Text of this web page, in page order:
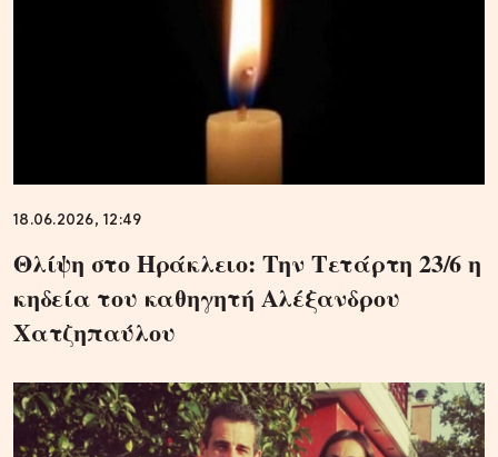
18.06.2026, 12:49
Θλίψη στο Ηράκλειο: Tην Τετάρτη 23/6 η
κηδεία του καθηγητή Αλέξανδρου
Χατζηπαύλου